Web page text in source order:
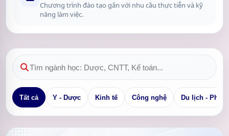
Chương trình đào tạo gắn với nhu cầu thực tiễn và kỹ
năng làm việc.
Tất cả Y - Dược Kinh tế Công nghệ Du lịch - Pháp